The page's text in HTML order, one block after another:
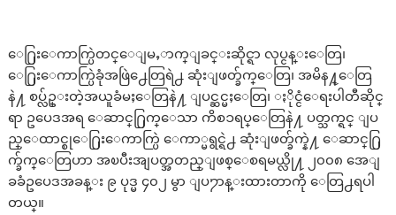
ေ႐ြးေကာက္ပြဲတင္ေျမႇာက္ျခင္းဆိုင္ရာ လုပ္ငန္းေတြ၊
ေ႐ြးေကာက္ပြဲခုံအဖြဲ႕ေတြရဲ႕ ဆုံးျဖတ္ခ်က္ေတြ၊ အမိန႔္ေတြ
နဲ႔ စပ္လ်ဥ္းတဲ့အယူခံမႈေတြနဲ႔ ျပင္ဆင္မႈေတြ၊ ႏိုင္ငံေရးပါတီဆိုင္
ရာ ဥပေဒအရ ေဆာင္႐ြက္ေသာ ကိစၥရပ္ေတြနဲ႔ ပတ္သက္ရင္ ျပ
ည္ေထာင္စုေ႐ြးေကာက္ပြဲ ေကာ္မရွင္ရဲ႕ ဆုံးျဖတ္ခ်က္နဲ႔ ေဆာင္႐ြ
က္ခ်က္ေတြဟာ အၿပီးအျပတ္အတည္ျဖစ္ေစရမယ္လို႔ ၂၀၀၈ အေျ
ခခံဥပေဒအခန္း ၉ ပုဒ္မ ၄၀၂ မွာ ျပ႒ာန္းထားတာကို ေတြ႕ရပါ
တယ္။